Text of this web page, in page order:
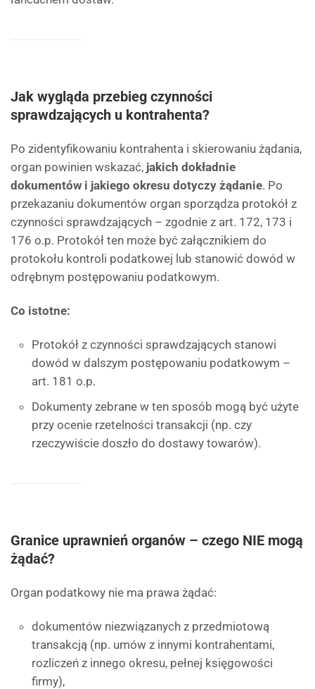
Jak wygląda przebieg czynności
sprawdzających u kontrahenta?
Po zidentyfikowaniu kontrahenta i skierowaniu żądania,
organ powinien wskazać, jakich dokładnie
dokumentów i jakiego okresu dotyczy żądanie. Po
przekazaniu dokumentów organ sporządza protokół z
czynności sprawdzających – zgodnie z art. 172, 173 i
176 o.p. Protokół ten może być załącznikiem do
protokołu kontroli podatkowej lub stanowić dowód w
odrębnym postępowaniu podatkowym.
Co istotne:
Protokół z czynności sprawdzających stanowi
dowód w dalszym postępowaniu podatkowym –
art. 181 o.p.
Dokumenty zebrane w ten sposób mogą być użyte
przy ocenie rzetelności transakcji (np. czy
rzeczywiście doszło do dostawy towarów).
Granice uprawnień organów – czego NIE mogą
żądać?
Organ podatkowy nie ma prawa żądać:
dokumentów niezwiązanych z przedmiotową
transakcją (np. umów z innymi kontrahentami,
rozliczeń z innego okresu, pełnej księgowości
firmy),